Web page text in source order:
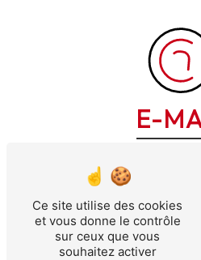
E-
Ce site utilise des cookies
et vous donne le contrôle
sur ceux que vous
souhaitez activer